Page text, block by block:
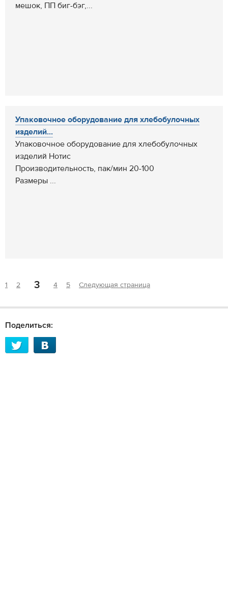
мешок, ПП биг-бэг,...
Упаковочное оборудование для хлебобулочных
изделий...
Упаковочное оборудование для хлебобулочных
изделий Нотис
Производительность, пак/мин 20-100
Размеры ...
1 2 3 4 5 Следующая страница
Поделиться: